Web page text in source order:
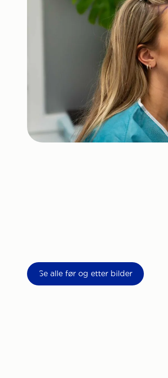
Se alle før og etter bilder